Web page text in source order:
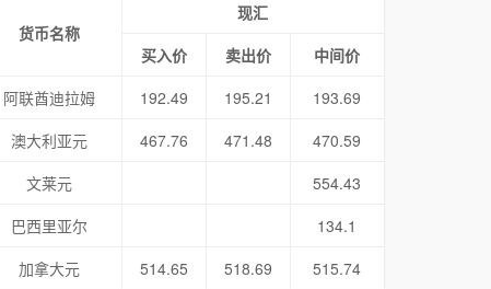
货币名称
现汇
买入价
卖出价
中间价
阿联酋迪拉姆
192.49 195.21
193.69
澳大利亚元
467.76 471.48
470.59
文莱元
554.43
巴西里亚尔
134.1
加拿大元
514.65 518.69
515.74